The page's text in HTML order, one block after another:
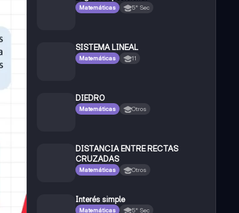
Matemáticas 5° Sec
SISTEMA LINEAL
Matemáticas 11
DIEDRO
Matemáticas Otros
DISTANCIA ENTRE RECTAS
CRUZADAS
Matemáticas Otros
Interés simple
Matemáticas 5° Sec